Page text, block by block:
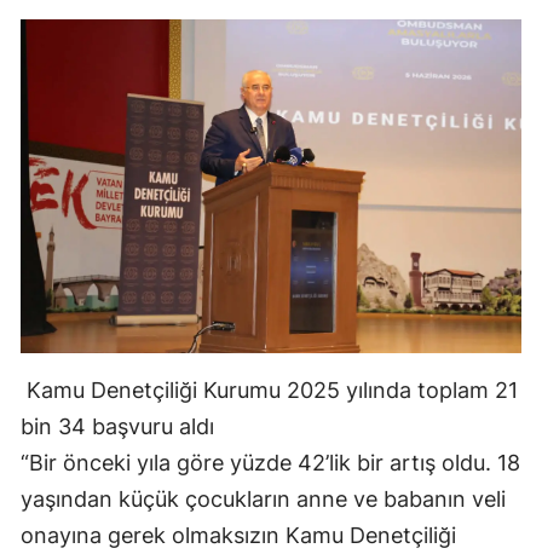
Kamu Denetçiliği Kurumu 2025 yılında toplam 21
bin 34 başvuru aldı
“Bir önceki yıla göre yüzde 42’lik bir artış oldu. 18
yaşından küçük çocukların anne ve babanın veli
onayına gerek olmaksızın Kamu Denetçiliği